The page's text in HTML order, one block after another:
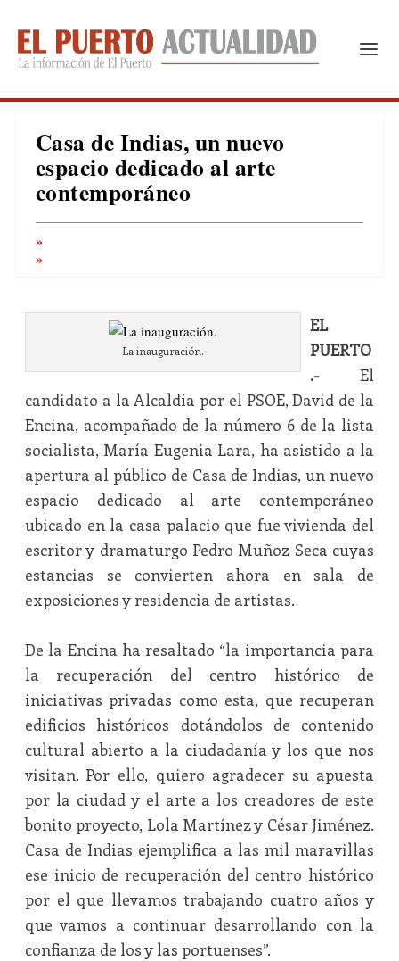
Casa de Indias, un nuevo
espacio dedicado al arte
contemporáneo
La inauguración.
EL
PUERTO
.-El
candidato a la Alcaldía por el PSOE, David de la
Encina, acompañado de la número 6 de la lista
socialista, María Eugenia Lara, ha asistido a la
apertura al público de Casa de Indias, un nuevo
espacio dedicado al arte contemporáneo
ubicado en la casa palacio que fue vivienda del
escritor y dramaturgo Pedro Muñoz Seca cuyas
estancias se convierten ahora en sala de
exposiciones y residencia de artistas.
De la Encina ha resaltado “la importancia para
la recuperación del centro histórico de
iniciativas privadas como esta, que recuperan
edificios históricos dotándolos de contenido
cultural abierto a la ciudadanía y los que nos
visitan. Por ello, quiero agradecer su apuesta
por la ciudad y el arte a los creadores de este
bonito proyecto, Lola Martínez y César Jiménez.
Casa de Indias ejemplifica a las mil maravillas
ese inicio de recuperación del centro histórico
por el que llevamos trabajando cuatro años y
que vamos a continuar desarrollando con la
confianza de los y las portuenses”.